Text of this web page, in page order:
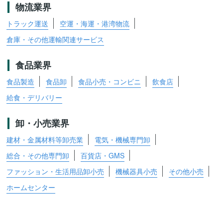
物流業界
トラック運送
空運・海運・港湾物流
倉庫・その他運輸関連サービス
食品業界
食品製造 食品卸 食品小売・コンビニ
飲食店
給食・デリバリー
卸・小売業界
建材・金属材料等卸売業
電気・機械専門卸
総合・その他専門卸
百貨店・GMS
ファッション・生活用品卸小売
機械器具小売
その他小売
ホームセンター